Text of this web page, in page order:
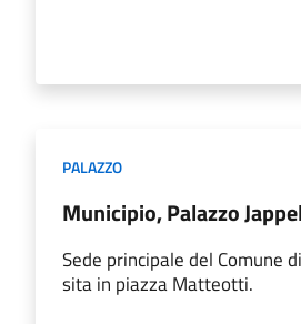
PALAZZO
Municipio, Palazzo
Sede principale del Comune
sita in piazza Matteotti.